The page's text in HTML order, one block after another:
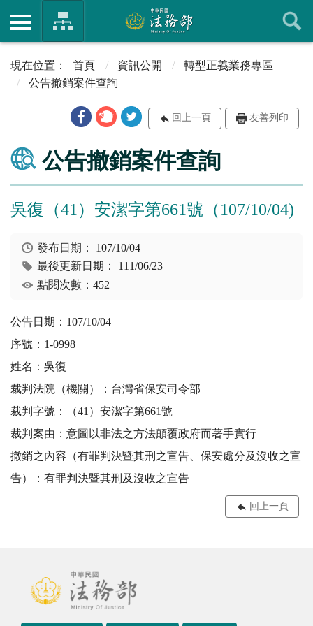
首頁 資訊公開
轉型正義業務專區
公告撤銷案件查詢
回上一頁 友善列印
公告撤銷案件查詢
吳復（41）安潔字第661號（107/10/04)
發布日期： 107/10/04
最後更新日期： 111/06/23
點閱次數：452
公告日期：107/10/04
序號：1-0998
姓名：吳復
裁判法院（機關）：台灣省保安司令部
裁判字號：（41）安潔字第661號
裁判案由：意圖以非法之方法顛覆政府而著手實行
撤銷之內容（有罪判決暨其刑之宣告、保安處分及沒收之宣
告）：有罪判決暨其刑及沒收之宣告
回上一頁